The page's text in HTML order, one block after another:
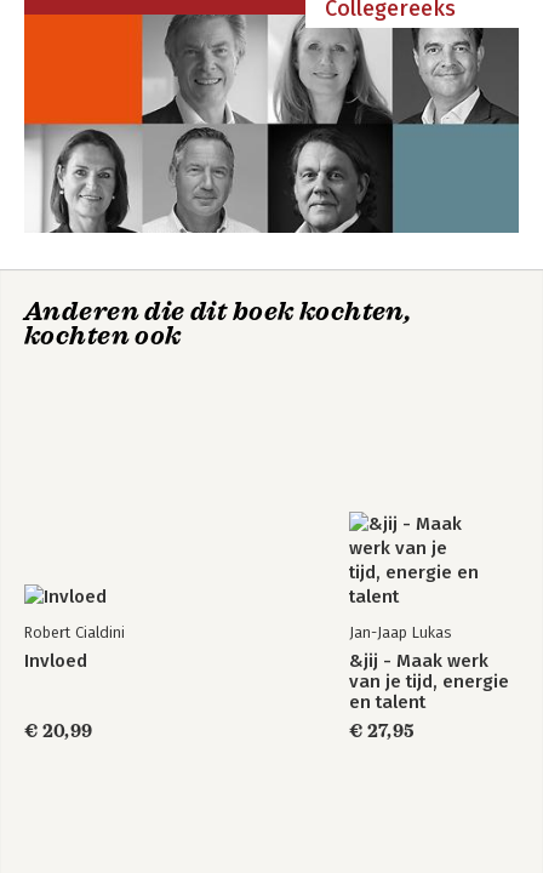
Noten
Collegereeks
Anderen die dit boek kochten,
kochten ook
Robert Cialdini
Invloed
€ 20,99
Jan-Jaap Lukas
&jij - Maak werk
van je tijd, energie
en talent
€ 27,95